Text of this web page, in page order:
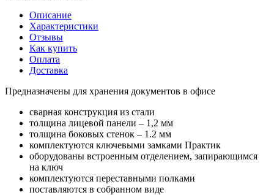
Описание
Характеристики
Отзывы
Как купить
Оплата
Доставка
Предназначены для хранения документов в офисе
сварная конструкция из стали
толщина лицевой панели – 1,2 мм
толщина боковых стенок – 1.2 мм
комплектуются ключевыми замками Практик
оборудованы встроенным отделением, запирающимся
на ключ
комплектуются переставными полками
поставляются в собранном виде